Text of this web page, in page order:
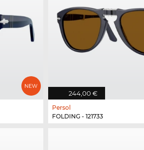
244,00 €
Persol
FOLDING - 121733